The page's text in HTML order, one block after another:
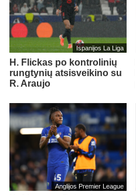
Ispanijos La Liga
H. Flickas po kontrolinių
rungtynių atsisveikino su
R. Araujo
Anglijos Premier League